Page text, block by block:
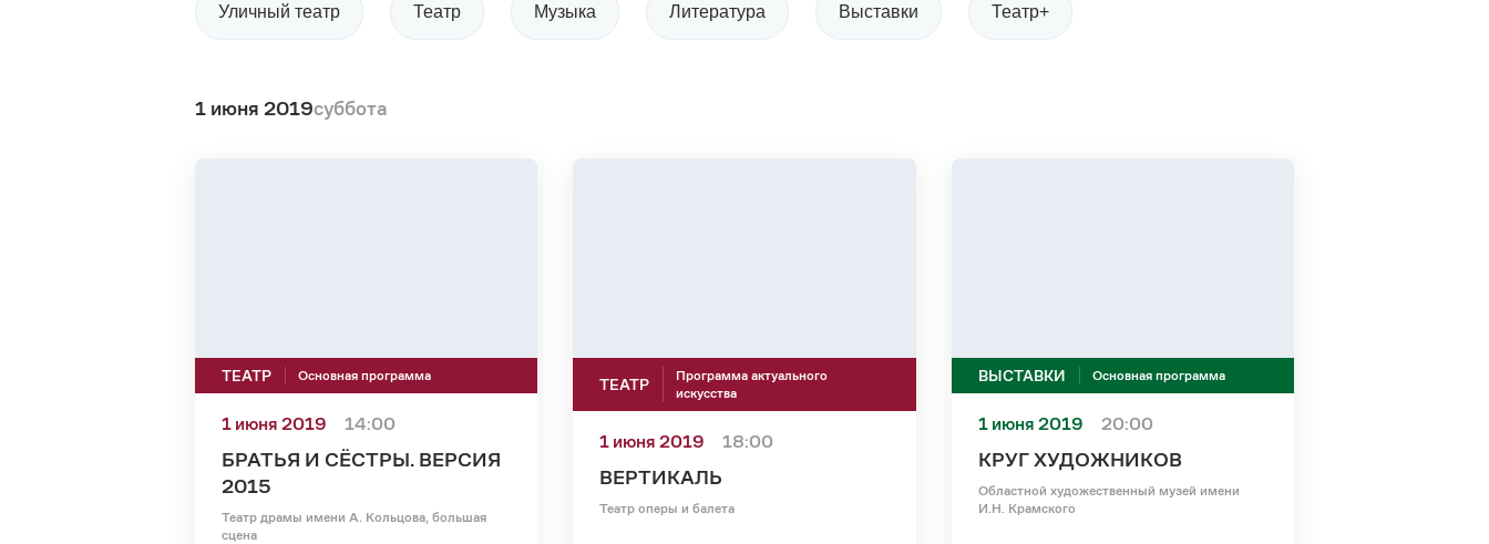
Уличный театр Театр Музыка Литература Выставки Театр+
1 июня 2019суббота
ТЕАТР Основная программа
1 июня 2019 14:00
БРАТЬЯ И СЁСТРЫ. ВЕРСИЯ
2015
Театр драмы имени А. Кольцова, большая
сцена
ТЕАТР
Программа актуального
искусства
1 июня 2019 18:00
ВЕРТИКАЛЬ
Театр оперы и балета
ВЫСТАВКИ Основная программа
1 июня 2019 20:00
КРУГ ХУДОЖНИКОВ
Областной художественный музей имени
И.Н. Крамского